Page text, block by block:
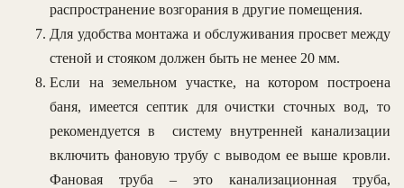
распространение возгорания в другие помещения.
Для удобства монтажа и обслуживания просвет между
стеной и стояком должен быть не менее 20 мм.
Если на земельном участке, на котором построена
баня, имеется септик для очистки сточных вод, то
рекомендуется в систему внутренней канализации
включить фановую трубу с выводом ее выше кровли.
Фановая труба – это канализационная труба,